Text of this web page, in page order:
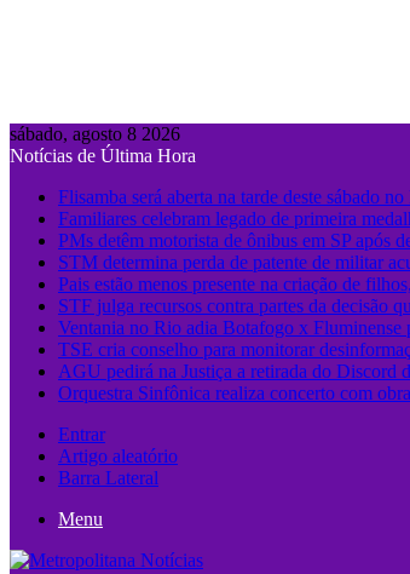
sábado, agosto 8 2026
Notícias de Última Hora
Flisamba será aberta na tarde deste sábado
Familiares celebram legado de primeira
PMs detêm motorista de ônibus em SP após
STM determina perda de patente de militar
Pais estão menos presente na criação de
STF julga recursos contra partes da decisão
Ventania no Rio adia Botafogo x
TSE cria conselho para monitorar
AGU pedirá na Justiça a retirada do Discord
Orquestra Sinfônica realiza concerto com
Entrar
Artigo aleatório
Barra Lateral
Menu